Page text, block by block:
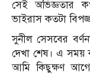
সেই অভিজ্ঞতার
ভাইরাস কতটা
সুনীল সেসবের
দেখা শেষ। এ সময়
আমি কিছুক্ষণ আগে